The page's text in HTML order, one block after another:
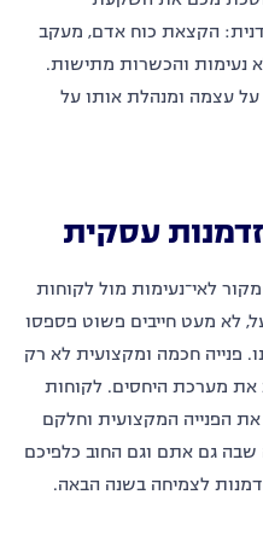
הקצאת כוח אדם, מעקב
נעימות והכשרות מתישות.
עצמה ומנהלת אותו על
עסקית
לאי־נעימות מול לקוחות
לא מעט חייבים פשוט פספסו
פנייה חכמה ומקצועית לא רק
מערכת היחסים. לקוחות
הפנייה המקצועית וחלקם
שבה גם אתם וגם החוב כלפיכם
לצמיחה בשנה הבאה.